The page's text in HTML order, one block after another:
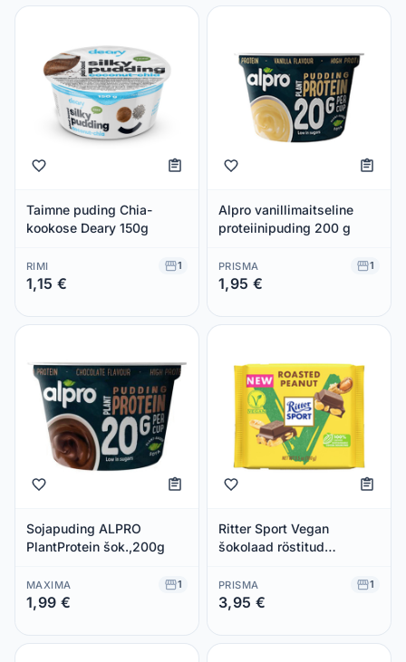
Taimne puding Chia-
kookose Deary 150g
RIMI 1
1,15 €
Alpro vanillimaitseline
proteiinipuding 200 g
PRISMA 1
1,95 €
Sojapuding ALPRO
PlantProtein šok.,200g
MAXIMA 1
1,99 €
Ritter Sport Vegan
šokolaad röstitud
PRISMA 1
3,95 €